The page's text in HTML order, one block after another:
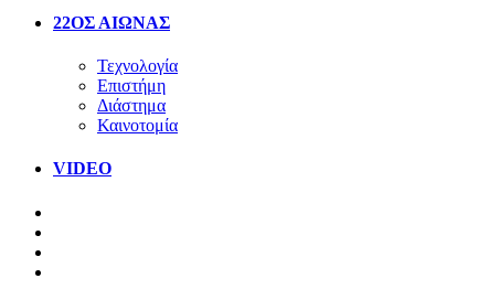
22ΟΣ ΑΙΩΝΑΣ
Τεχνολογία
Επιστήμη
Διάστημα
Καινοτομία
VIDEO